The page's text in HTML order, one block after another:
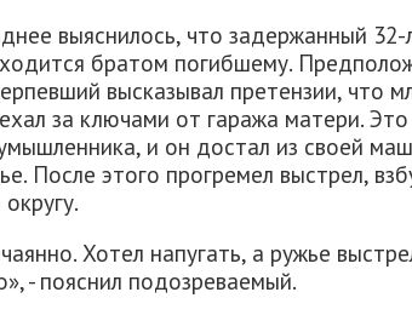
выяснилось, что задержанный
братом погибшему.
высказывал претензии, что
за ключами от гаража матери. Это
и он достал из своей
После этого прогремел выстрел,
Хотел напугать, а ружье
- пояснил подозреваемый.